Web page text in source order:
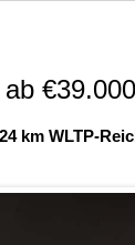
€39.000
km WLTP-